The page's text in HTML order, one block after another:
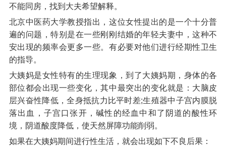
不能同房，找到大夫希望解释。
北京中医药大学教授指出，这位女性提出的是一个十分普
遍的问题，特别是在一些刚刚结婚的年轻夫妻中，这种不
安出现的频率会更多一些。有必要对他们进行经期性卫生
的指导。
大姨妈是女性特有的生理现象，到了大姨妈期，身体的各
部位都会出现一些变化，其中最突出的变化就是：大脑皮
层兴奋性降低，全身抵抗力比平时差;生殖器中子宫内膜脱
落出血，子宫口张开，碱性的经血中和了阴道的酸性环
境，阴道酸度降低，使天然屏障功能削弱。
如果在大姨妈期间进行性生活，就会出现如下不良后果：